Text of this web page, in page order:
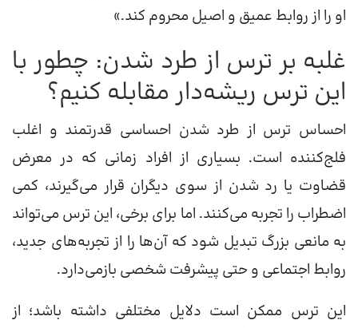
او را از روابط عمیق و اصیل محروم کند.»
غلبه بر ترس از طرد شدن: چطور با
این ترس ریشه‌دار مقابله کنیم؟
احساس ترس از طرد شدن احساسی قدرتمند و اغلب
فلج‌کننده است. بسیاری از افراد زمانی که در معرض
قضاوت یا رد شدن از سوی دیگران قرار می‌گیرند، کمی
اضطراب را تجربه می‌کنند. اما برای برخی، این ترس می‌تواند
به مانعی بزرگ تبدیل شود که آن‌ها را از تجربه‌های جدید،
روابط اجتماعی و حتی پیشرفت شخصی بازمی‌دارد.
این ترس ممکن است دلایل مختلفی داشته باشد؛ از